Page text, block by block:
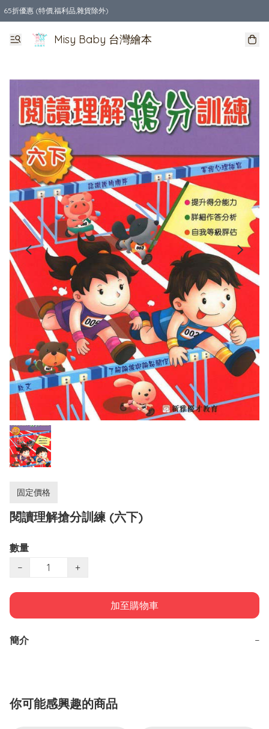
65折優惠 (特價,福利品,雜貨除外)
全店購物滿$550，免運費
Misy Baby 台灣繪本
固定價格
閱讀理解搶分訓練 (六下)
數量
−
+
加至購物車
簡介 −
你可能感興趣的商品